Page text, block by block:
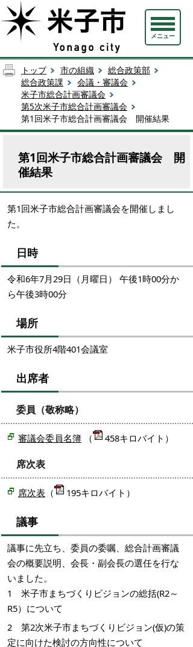
メニュー
トップ 市の組織
総合政策部
総合政策課
会議・審議会
米子市総合計画審議会
第5次米子市総合計画審議会
第1回米子市総合計画審議会 開催結果
第1回米子市総合計画審議会 開
催結果
第1回米子市総合計画審議会を開催しまし
た。
日時
令和6年7月29日（月曜日） 午後1時00分か
ら午後3時00分
場所
米子市役所4階401会議室
出席者
委員（敬称略）
審議会委員名簿 （ 458キロバイト）
席次表
席次表 （ 195キロバイト）
議事
議事に先立ち、委員の委嘱、総合計画審議
会の概要説明、会長・副会長の選任を行な
いました。
1 米子市まちづくりビジョンの総括(R2～
R5）について
2 第2次米子市まちづくりビジョン(仮)の策
定に向けた検討の方向性について